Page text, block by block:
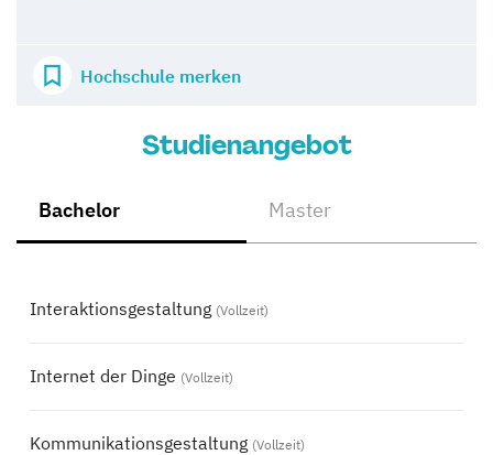
Hochschule merken
Studienangebot
Bachelor Master
Interaktionsgestaltung (Vollzeit)
Internet der Dinge (Vollzeit)
Kommunikationsgestaltung (Vollzeit)